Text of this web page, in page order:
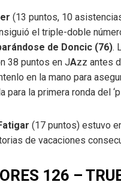
(13 puntos, 10
el triple-doble
de Doncic (76).
38 puntos en JAzz antes
en la mano para
para la primera ronda del
(17 puntos) estuvo
de vacaciones
126 –